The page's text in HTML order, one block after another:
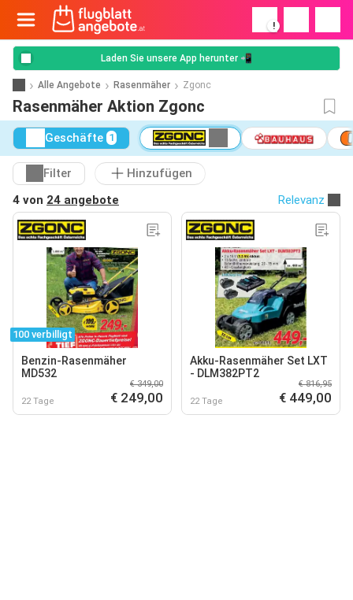
!
Laden Sie unsere App herunter 📲
Alle Angebote Rasenmäher Zgonc
Rasenmäher Aktion Zgonc
Geschäfte 1
Filter
Hinzufügen
4 von 24 angebote Relevanz
100 verbilligt
Benzin-Rasenmäher
MD532
22 Tage
€ 349,00
€ 249,00
Akku-Rasenmäher Set LXT
- DLM382PT2
22 Tage
€ 816,95
€ 449,00